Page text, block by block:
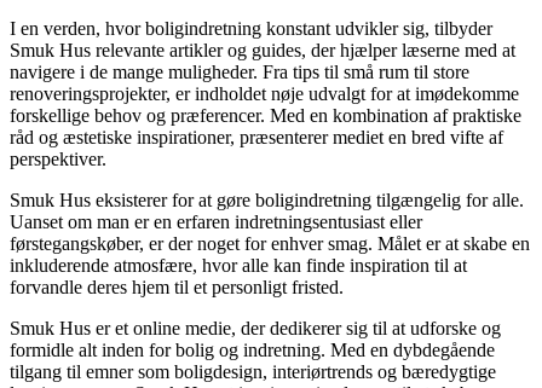
I en verden, hvor boligindretning konstant udvikler sig, tilbyder
Smuk Hus relevante artikler og guides, der hjælper læserne med at
navigere i de mange muligheder. Fra tips til små rum til store
renoveringsprojekter, er indholdet nøje udvalgt for at imødekomme
forskellige behov og præferencer. Med en kombination af praktiske
råd og æstetiske inspirationer, præsenterer mediet en bred vifte af
perspektiver.
Smuk Hus eksisterer for at gøre boligindretning tilgængelig for alle.
Uanset om man er en erfaren indretningsentusiast eller
førstegangskøber, er der noget for enhver smag. Målet er at skabe en
inkluderende atmosfære, hvor alle kan finde inspiration til at
forvandle deres hjem til et personligt fristed.
Smuk Hus er et online medie, der dedikerer sig til at udforske og
formidle alt inden for bolig og indretning. Med en dybdegående
tilgang til emner som boligdesign, interiørtrends og bæredygtige